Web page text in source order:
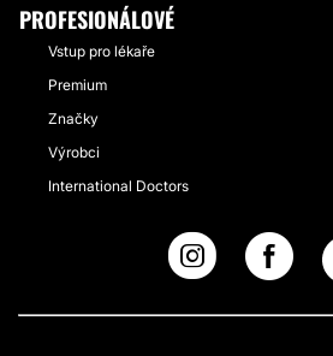
PROFESIONÁLOVÉ
Vstup pro lékaře
Premium
Značky
Výrobci
International Doctors